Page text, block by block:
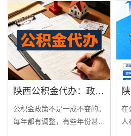
陕西公积金代办：政策一直在变，你需要有人帮你盯着
公积金政策不是一成不变的。
每年都有调整，有些年份甚至
在
人